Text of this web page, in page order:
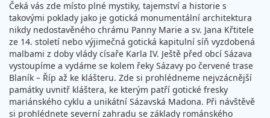
Čeká vás zde místo plné mystiky, tajemství a historie s
takovými poklady jako je gotická monumentální architektura
nikdy nedostavěného chrámu Panny Marie a sv. Jana Křtitele
ze 14. století nebo výjimečná gotická kapitulní síň vyzdobená
malbami z doby vlády císaře Karla IV. Ještě před obcí Sázava
vystoupíme a vydáme se kolem řeky Sázavy po červené trase
Blaník – Říp až ke klášteru. Zde si prohlédneme nejvzácnější
památky uvnitř kláštera, ke kterým patří gotické fresky
mariánského cyklu a unikátní Sázavská Madona. Při návštěvě
si prohlédnete severní zahradu se základy románského